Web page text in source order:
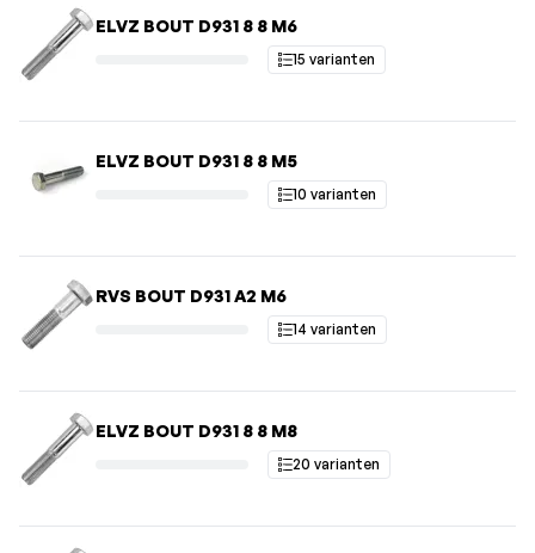
ELVZ BOUT D931 8 8 M6
15 varianten
ELVZ BOUT D931 8 8 M5
10 varianten
RVS BOUT D931 A2 M6
14 varianten
ELVZ BOUT D931 8 8 M8
20 varianten